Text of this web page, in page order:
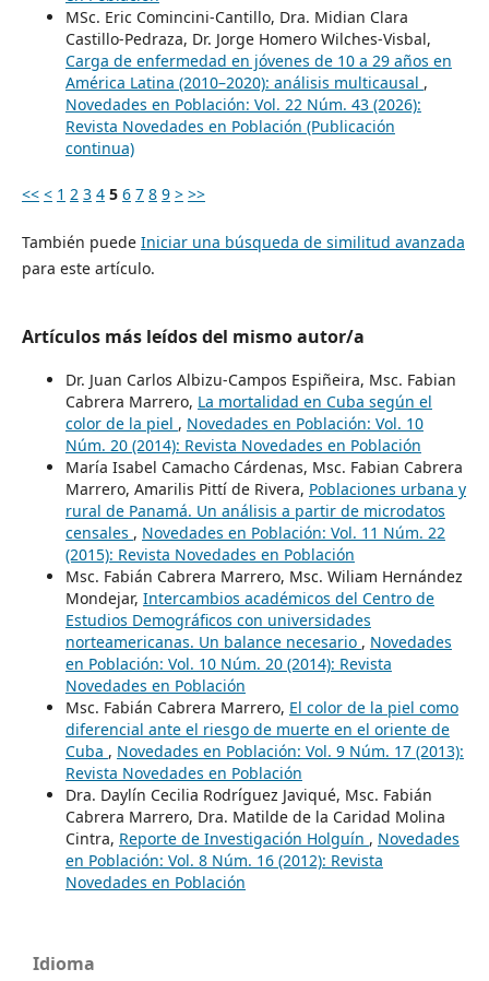
MSc. Eric Comincini-Cantillo, Dra. Midian Clara
Castillo-Pedraza, Dr. Jorge Homero Wilches-Visbal,
Carga de enfermedad en jóvenes de 10 a 29 años en
América Latina (2010–2020): análisis multicausal ,
Novedades en Población: Vol. 22 Núm. 43 (2026):
Revista Novedades en Población (Publicación
continua)
<< < 1 2 3 4 5 6 7 8 9 > >>
También puede Iniciar una búsqueda de similitud avanzada
para este artículo.
Artículos más leídos del mismo autor/a
Dr. Juan Carlos Albizu-Campos Espiñeira, Msc. Fabian
Cabrera Marrero, La mortalidad en Cuba según el
color de la piel , Novedades en Población: Vol. 10
Núm. 20 (2014): Revista Novedades en Población
María Isabel Camacho Cárdenas, Msc. Fabian Cabrera
Marrero, Amarilis Pittí de Rivera, Poblaciones urbana y
rural de Panamá. Un análisis a partir de microdatos
censales , Novedades en Población: Vol. 11 Núm. 22
(2015): Revista Novedades en Población
Msc. Fabián Cabrera Marrero, Msc. Wiliam Hernández
Mondejar, Intercambios académicos del Centro de
Estudios Demográficos con universidades
norteamericanas. Un balance necesario , Novedades
en Población: Vol. 10 Núm. 20 (2014): Revista
Novedades en Población
Msc. Fabián Cabrera Marrero, El color de la piel como
diferencial ante el riesgo de muerte en el oriente de
Cuba , Novedades en Población: Vol. 9 Núm. 17 (2013):
Revista Novedades en Población
Dra. Daylín Cecilia Rodríguez Javiqué, Msc. Fabián
Cabrera Marrero, Dra. Matilde de la Caridad Molina
Cintra, Reporte de Investigación Holguín , Novedades
en Población: Vol. 8 Núm. 16 (2012): Revista
Novedades en Población
Idioma